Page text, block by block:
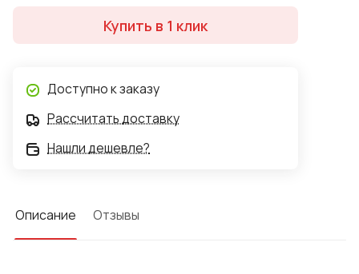
Купить в 1 клик
Доступно к заказу
Рассчитать доставку
Нашли дешевле?
Описание Отзывы